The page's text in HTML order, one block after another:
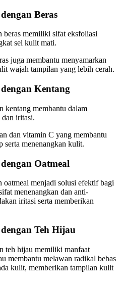
Beras
beras memiliki sifat eksfoliasi
sel kulit mati.
juga membantu menyamarkan
wajah tampilan yang lebih cerah.
Kentang
kentang membantu dalam
iritasi.
dan vitamin C yang membantu
serta menenangkan kulit.
Oatmeal
oatmeal menjadi solusi efektif bagi
menenangkan dan anti-
iritasi serta memberikan
Teh Hijau
teh hijau memiliki manfaat
membantu melawan radikal bebas
kulit, memberikan tampilan kulit